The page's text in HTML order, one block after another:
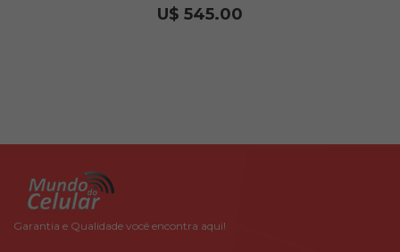
U$ 545.00
Garantia e Qualidade você encontra aqui!